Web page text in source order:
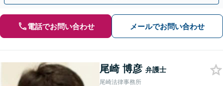
電話でお問い合わせ メールでお問い合わせ
尾崎 博彦 弁護士
尾崎法律事務所